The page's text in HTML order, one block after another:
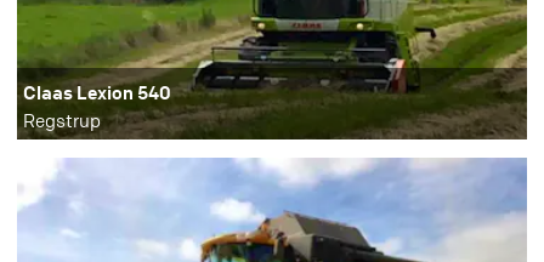
Claas Lexion 540
Regstrup